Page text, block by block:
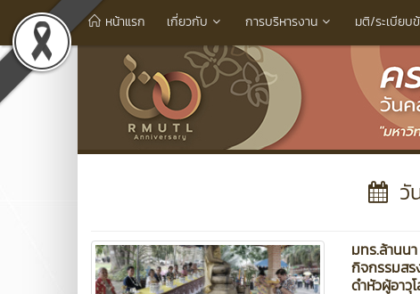
หน้าแรก เกี่ยวกับ การบริหารงาน มติ/ระเบียบ
วั
มทร.ล้านน
กิจกรรมสร
ดำหัวผู้อาวุ